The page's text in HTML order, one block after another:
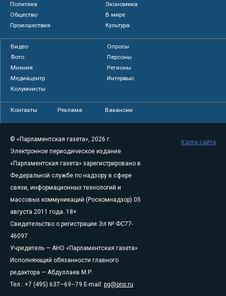
Политика
Экономика
Общество
В мире
Происшествия
Культура
Видео
Опросы
Фото
Персоны
Мнения
Регионы
Медиацентр
Интервью
Колумнисты
Контакты Реклама Вакансии
© «Парламентская газета», 2026 г.
Электронное периодическое издание
«Парламентская газета» зарегистрировано в
Федеральной службе по надзору в сфере
связи, информационных технологий и
массовых коммуникаций (Роскомнадзор) 05
августа 2011 года. 18+
Свидетельство о регистрации Эл № ФС77-
46097
Учредитель — АНО «Парламентская газета»
Исполняющий обязанности главного
редактора — Абдуллаев М.Р.
Тел.: +7 (495) 637–69–79 E-mail: pg@pnp.ru
Карта сайта